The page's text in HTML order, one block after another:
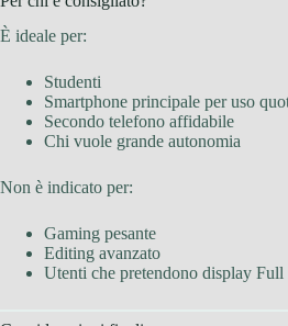
È ideale per:
Studenti
Smartphone principale per uso
Secondo telefono affidabile
Chi vuole grande autonomia
Non è indicato per:
Gaming pesante
Editing avanzato
Utenti che pretendono display